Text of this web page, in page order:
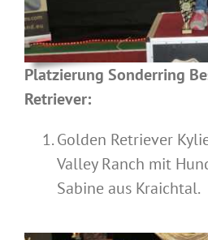
Platzierung Sonderring
Retriever:
Golden Retriever
Valley Ranch mit
Sabine aus Kraichtal.